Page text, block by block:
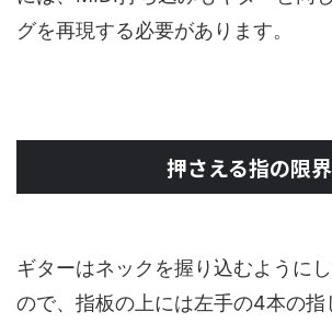
グを再現する必要があります。
押さえる指の限界
ギターはネックを握り込むように
ので、指板の上には左手の4本の指